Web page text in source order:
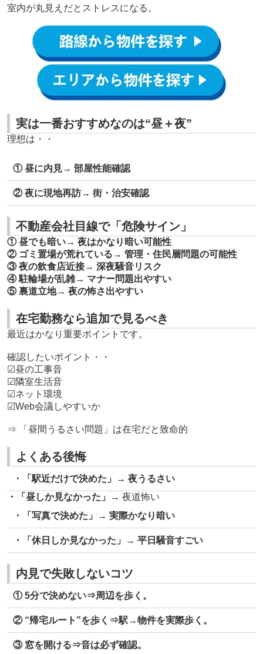
室内が丸見えだとストレスになる。
実は一番おすすめなのは“昼＋夜”
理想は・・
① 昼に内見→ 部屋性能確認
② 夜に現地再訪→ 街・治安確認
不動産会社目線で「危険サイン」
① 昼でも暗い→ 夜はかなり暗い可能性
② ゴミ置場が荒れている → 管理・住民層問題の可能性
③ 夜の飲食店近接→ 深夜騒音リスク
④ 駐輪場が乱雑→ マナー問題出やすい
⑤ 裏道立地→ 夜の怖さ出やすい
在宅勤務なら追加で見るべき
最近はかなり重要ポイントです。
確認したいポイント・・
☑昼の工事音
☑隣室生活音
☑ネット環境
☑Web会議しやすいか
⇒ 「昼間うるさい問題」は在宅だと致命的
よくある後悔
・「駅近だけで決めた」
→ 夜うるさい
・「昼しか見なかった」
→ 夜道怖い
・「写真で決めた」
→ 実際かなり暗い
・「休日しか見なかった」 → 平日騒音すごい
内見で失敗しないコツ
① 5分で決めない⇒周辺を歩く。
② “帰宅ルート”を歩く ⇒駅→物件を実際歩く。
③ 窓を開ける⇒音は必ず確認。